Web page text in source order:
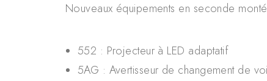
Nouveaux équipements en seconde
552 : Projecteur à LED adaptatif
5AG : Avertisseur de changement de